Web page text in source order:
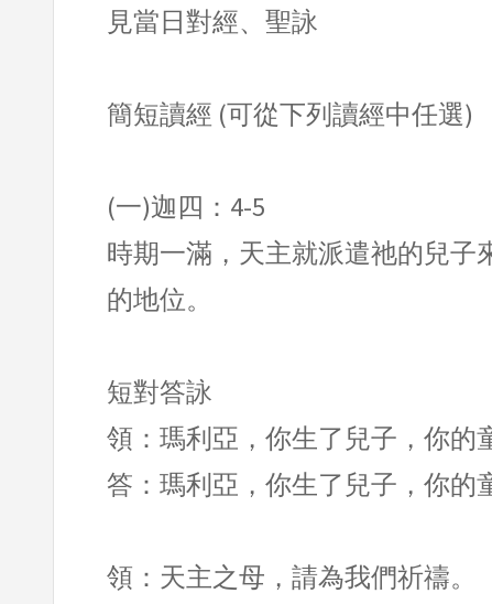
見當日對經、聖詠
簡短讀經 (可從下列讀經中任選)
(一)迦四：4-5
時期一滿，天主就派遣祂的兒子
的地位。
短對答詠
領：瑪利亞，你生了兒子，你的
答：瑪利亞，你生了兒子，你的
領：天主之母，請為我們祈禱。